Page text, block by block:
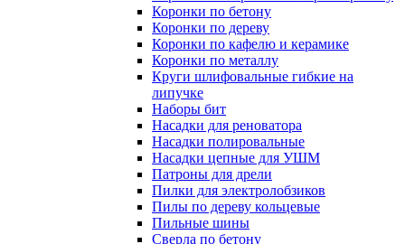
Коронки по бетону
Коронки по дереву
Коронки по кафелю и керамике
Коронки по металлу
Круги шлифовальные гибкие на
липучке
Наборы бит
Насадки для реноватора
Насадки полировальные
Насадки цепные для УШМ
Патроны для дрели
Пилки для электролобзиков
Пилы по дереву кольцевые
Пильные шины
Сверла по бетону